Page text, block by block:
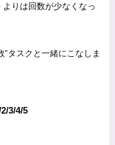
よりは回数が少なくなっ
タスクと一緒にこなしま
3/4/5